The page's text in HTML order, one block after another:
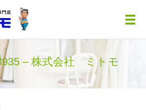
メ
– 株式会社 ミトモ